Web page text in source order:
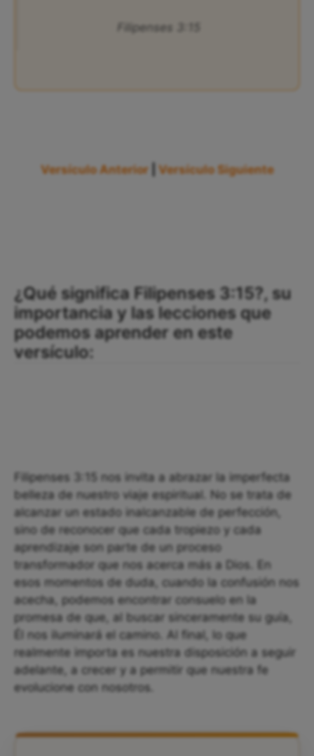
Filipenses 3:15
Versículo Anterior Versículo Siguiente
¿Qué significa Filipenses 3:15?, su
importancia y las lecciones que
podemos aprender en este
versículo:
Filipenses 3:15 nos invita a abrazar la imperfecta
belleza de nuestro viaje espiritual. No se trata de
alcanzar un estado inalcanzable de perfección,
sino de reconocer que cada tropiezo y cada
aprendizaje son parte de un proceso
transformador que nos acerca más a Dios. En
esos momentos de duda, cuando la confusión nos
acecha, podemos encontrar consuelo en la
promesa de que, al buscar sinceramente su guía,
Él nos iluminará el camino. Al final, lo que
realmente importa es nuestra disposición a seguir
adelante, a crecer y a permitir que nuestra fe
evolucione con nosotros.